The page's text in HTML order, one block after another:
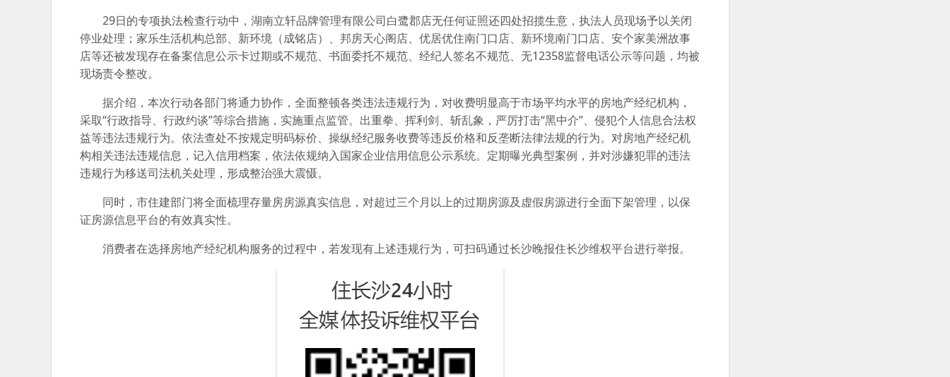
29日的专项执法检查行动中，湖南立轩品牌管理有限公司白鹭郡店无任何证照还四处招揽生意，执法人员现场予以关闭
停业处理；家乐生活机构总部、新环境（成铭店）、邦房天心阁店、优居优住南门口店、新环境南门口店、安个家美洲故事
店等还被发现存在备案信息公示卡过期或不规范、书面委托不规范、经纪人签名不规范、无12358监督电话公示等问题，均被
现场责令整改。
据介绍，本次行动各部门将通力协作，全面整顿各类违法违规行为，对收费明显高于市场平均水平的房地产经纪机构，
采取“行政指导、行政约谈”等综合措施，实施重点监管。出重拳、挥利剑、斩乱象，严厉打击“黑中介”、侵犯个人信息合法权
益等违法违规行为。依法查处不按规定明码标价、操纵经纪服务收费等违反价格和反垄断法律法规的行为。对房地产经纪机
构相关违法违规信息，记入信用档案，依法依规纳入国家企业信用信息公示系统。定期曝光典型案例，并对涉嫌犯罪的违法
违规行为移送司法机关处理，形成整治强大震慑。
同时，市住建部门将全面梳理存量房房源真实信息，对超过三个月以上的过期房源及虚假房源进行全面下架管理，以保
证房源信息平台的有效真实性。
消费者在选择房地产经纪机构服务的过程中，若发现有上述违规行为，可扫码通过长沙晚报住长沙维权平台进行举报。